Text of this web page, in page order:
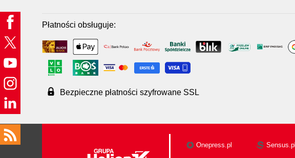
Płatności obsługuje:
Bezpieczne płatności szyfrowane SSL
Onepress.pl Sensus.pl